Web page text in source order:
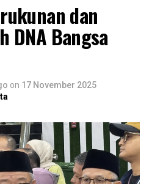
dan
DNA Bangsa
on 17 November 2025